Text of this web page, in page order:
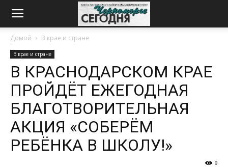
Домой В крае и стране
В крае и стране
В КРАСНОДАРСКОМ КРАЕ
ПРОЙДЁТ ЕЖЕГОДНАЯ
БЛАГОТВОРИТЕЛЬНАЯ
АКЦИЯ «СОБЕРЁМ
РЕБЁНКА В ШКОЛУ!»
9